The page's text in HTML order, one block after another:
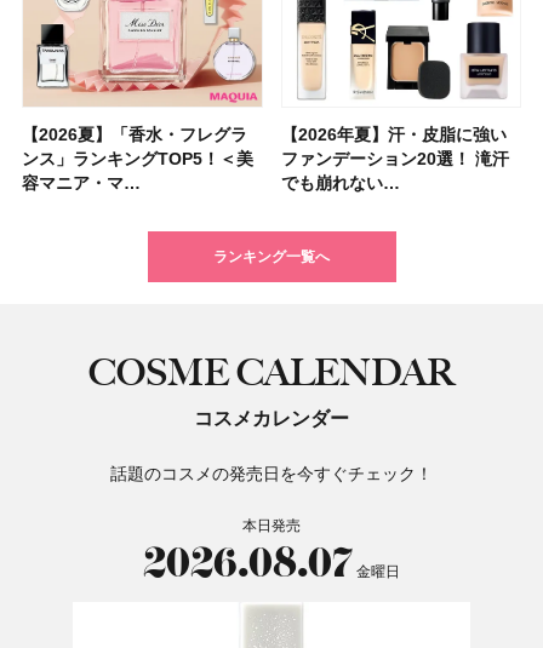
【2026夏】「香水・フレグラ
ンス」ランキングTOP5！＜美
容マニア・マ…
【2026年夏】汗・皮脂に強い
ファンデーション20選！ 滝汗
でも崩れない…
【クリスマスコフレ2026】ク
リニークのホリデーコフレを一
挙紹介！ 人気…
【コスメデコルテ】ブランド最
高峰ラインから新作エイジング
ケアクリーム「A…
【2026年夏】汗・皮脂に強い
ファンデーション20選！ 滝汗
でも崩れない…
【崩れないフェイスパウダーの
塗り方】ブラシ？パフ？ 肌質
別メイクHOW …
【2026夏】「リップケア」ラ
ンキングTOP5！＜美容マニア
集団・マキア…
【クリスマスコフレ2026】
BAUM（バウム）が誘う静寂の
香りの世界へ。…
【2026夏】「インナーケア・
サプリ」ランキングTOP5！＜
美容マニア集…
【おすすめダイエットサプリ８
選】食べすぎた日をサポート！
選び方＆糖質・脂…
【最新】髪のうねり・広がり・
くせ毛におすすめのシャンプー
17選
【2026年】最新トレンド「ボ
ブ」13種類を徹底解説！ 定番
＆人気の髪型…
【フォロー＆いいねで当たる】
中国割烹旅館 掬水亭の宿泊券
を1組2名様にプ…
【無印良品】スキンケア×衣料
素材の最強タッグで実現！ 着
るだけで保湿でき…
【全色レビュー】ケイト メロ
ウブラウンアイズ限定色追加！
イエベ・ブルベ別…
【スック2026新作】秋コレク
ションを全品スウォッチ&イエ
ベブルベ分け！
ランキング一覧へ
COSME CALENDAR
コスメカレンダー
話題のコスメの発売日を今すぐチェック！
本日発売
2026.08.07 金曜日